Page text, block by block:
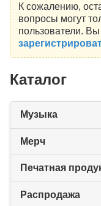
К сожалению,
вопросы могут
пользователи.
Каталог
Музыка
Мерч
Печатная
Распродажа